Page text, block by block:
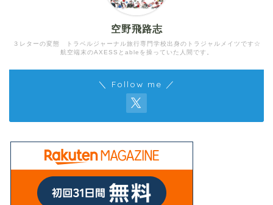
３レターの変態 トラベルジャーナル旅行専門学校出身のトラジャルメイツです☆
航空端末のAXESSとableを操っていた人間です。
空野飛路志
＼ Follow me ／